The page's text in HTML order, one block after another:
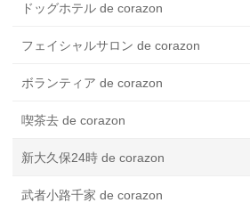
ドッグホテル de corazon
フェイシャルサロン de corazon
ボランティア de corazon
喫茶去 de corazon
新大久保24時 de corazon
武者小路千家 de corazon